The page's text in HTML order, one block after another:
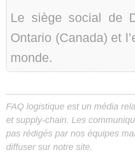
Le siège social de
Ontario (Canada) et
monde.
FAQ logistique est un média
et supply-chain. Les
pas rédigés par nos équipes
diffuser sur notre site.